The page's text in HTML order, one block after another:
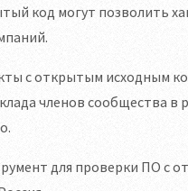
код могут позволить
с открытым исходным
членов сообщества
для проверки ПО с